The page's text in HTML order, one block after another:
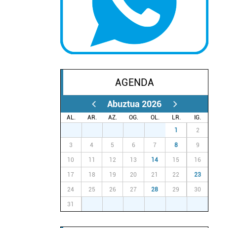
AGENDA
Abuztua 2026
AL. AR. AZ. OG. OL. LR.
IG.
1 2
3 4 5 6 7 8 9
10 11 12 13 14 15 16
17 18 19 20 21 22 23
24 25 26 27 28 29 30
31